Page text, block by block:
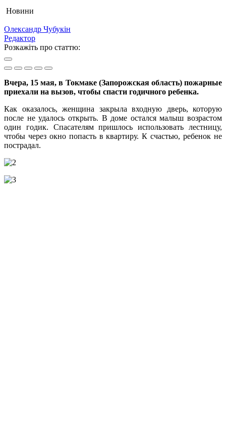
Новини
Олександр Чубукін
Редактор
Розкажіть про статтю:
Вчера, 15 мая, в Токмаке (Запорожская область) пожарные
приехали на вызов, чтобы спасти годичного ребенка.
Как оказалось, женщина закрыла входную дверь, которую
после не удалось открыть. В доме остался малыш возрастом
один годик. Спасателям пришлось использовать лестницу,
чтобы через окно попасть в квартиру. К счастью, ребенок не
пострадал.